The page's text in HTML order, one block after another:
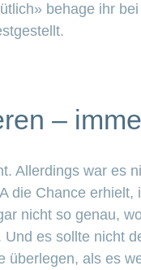
behage ihr
–
Allerdings war es
die Chance
nicht so genau,
es sollte nicht
als es